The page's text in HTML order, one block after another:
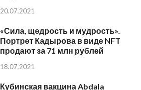
20.07.2021
«Сила, щедрость и мудрость».
Портрет Кадырова в виде NFT
продают за 71 млн рублей
18.07.2021
Кубинская вакцина Abdala